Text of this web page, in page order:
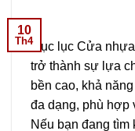
10
Th4Mục lục Cửa
trở thành sự lựa
bền cao, khả
đa dạng, phù hợp
Nếu bạn đang